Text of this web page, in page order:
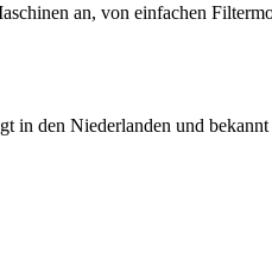
an, von einfachen
den Niederlanden und